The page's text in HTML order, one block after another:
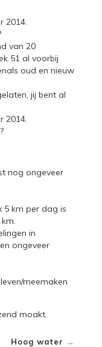
2014.
van 20
51 al voorbij
oud en nieuw
jij bent al
2014.
nog ongeveer
5 km per dag is
in
ongeveer
meemaken
moakt.
Hoog water →